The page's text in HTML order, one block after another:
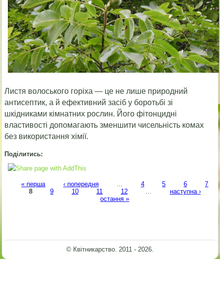
Листя волоського горіха — це не лише природний
антисептик, а й ефективний засіб у боротьбі зі
шкідниками кімнатних рослин. Його фітонцидні
властивості допомагають зменшити чисельність комах
без використання хімії.
Поділитись:
Сторінки
« перша ‹ попередня 4 5 6
7
8
9 10 11 12
наступна ›
остання »
© Квітникарство. 2011 - 2026.